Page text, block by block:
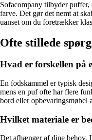
Sofacompany tilbyder puffer,
farve. Det gør det nemt at
uanset om du foretrækker
Ofte stillede
Hvad er forskellen på
En fodskammel er typisk
mens en puf ofte har flere
bord eller opbevaringsmøbel
Hvilket materiale er
Det afhænger af dine behov.